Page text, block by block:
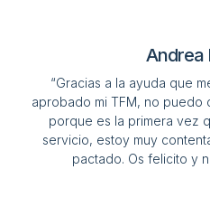
Andrea
“Gracias a la ayuda que
aprobado mi TFM, no puedo
porque es la primera vez
servicio, estoy muy
pactado. Os felicito y